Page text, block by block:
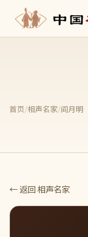
首页/相声名家/阎月明
← 返回 相声名家